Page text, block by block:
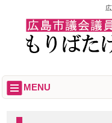
MENU